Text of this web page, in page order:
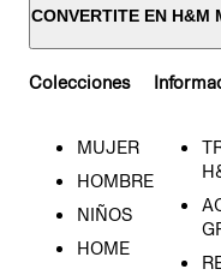
CONVERTITE EN H&M
Colecciones
MUJER
HOMBRE
NIÑOS
HOME